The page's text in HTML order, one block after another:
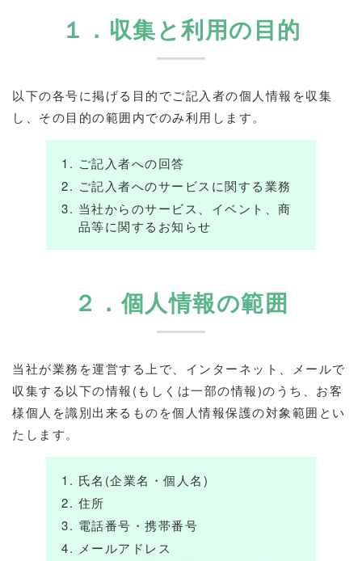
１．収集と利用の目的
以下の各号に掲げる目的でご記入者の個人情報を収集
し、その目的の範囲内でのみ利用します。
ご記入者への回答
ご記入者へのサービスに関する業務
当社からのサービス、イベント、商
品等に関するお知らせ
２．個人情報の範囲
当社が業務を運営する上で、インターネット、メールで
収集する以下の情報(もしくは一部の情報)のうち、お客
様個人を識別出来るものを個人情報保護の対象範囲とい
たします。
氏名(企業名・個人名)
住所
電話番号・携帯番号
メールアドレス